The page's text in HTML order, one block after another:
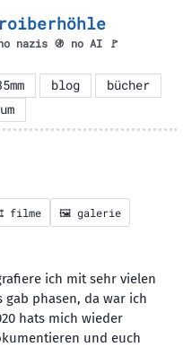
nazis 🚯 no AI 🚩
blog
bücher
filme 🖼️ galerie
ich mit sehr vielen
phasen, da war ich
hats mich wieder
und euch